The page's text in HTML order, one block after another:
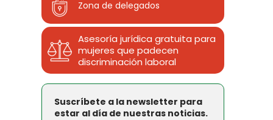
Zona de delegados
Asesoría jurídica gratuita para
mujeres que padecen
discriminación laboral
Suscríbete a la newsletter para
estar al día de nuestras noticias.